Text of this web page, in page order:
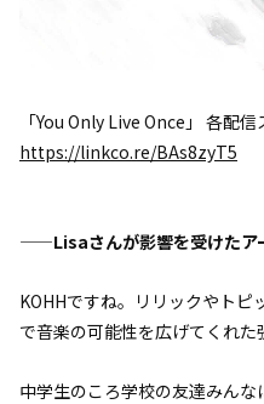
「You Only Live Once」 各配信
https://linkco.re/BAs8zyT5
——Lisaさんが影響を受けたア
KOHHですね。リリックやト
で音楽の可能性を広げてくれた
中学生のころ学校の友達みん